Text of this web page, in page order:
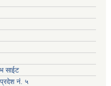
साईट
प्रदेश नं. ५